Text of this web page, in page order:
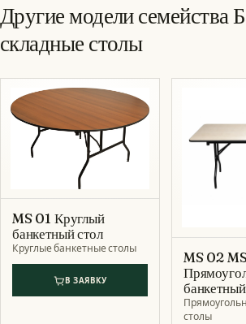
Другие модели семейства
складные столы
MS 01 Круглый
банкетный стол
Круглые банкетные столы
В ЗАЯВКУ
MS 02
столы